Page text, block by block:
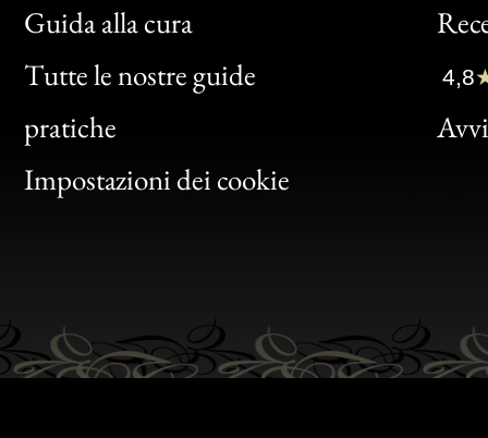
Guida alla cura
Tutte le nostre guide
pratiche
Impostazioni dei cookie
Bon
Clic
Bon
4,8